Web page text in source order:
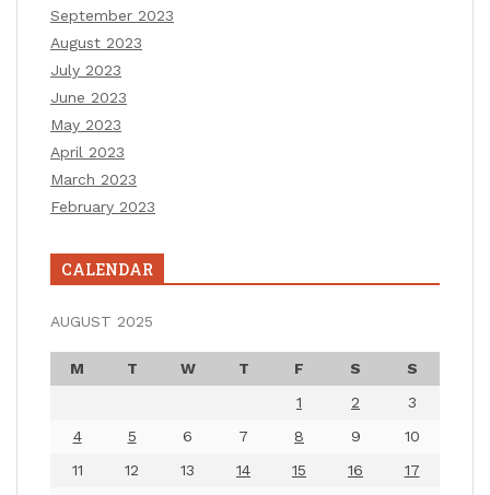
September 2023
August 2023
July 2023
June 2023
May 2023
April 2023
March 2023
February 2023
CALENDAR
AUGUST 2025
M T W T F S
S
1
2
3
4
5 6 7 8 9
10
11
12 13 14 15 16 17